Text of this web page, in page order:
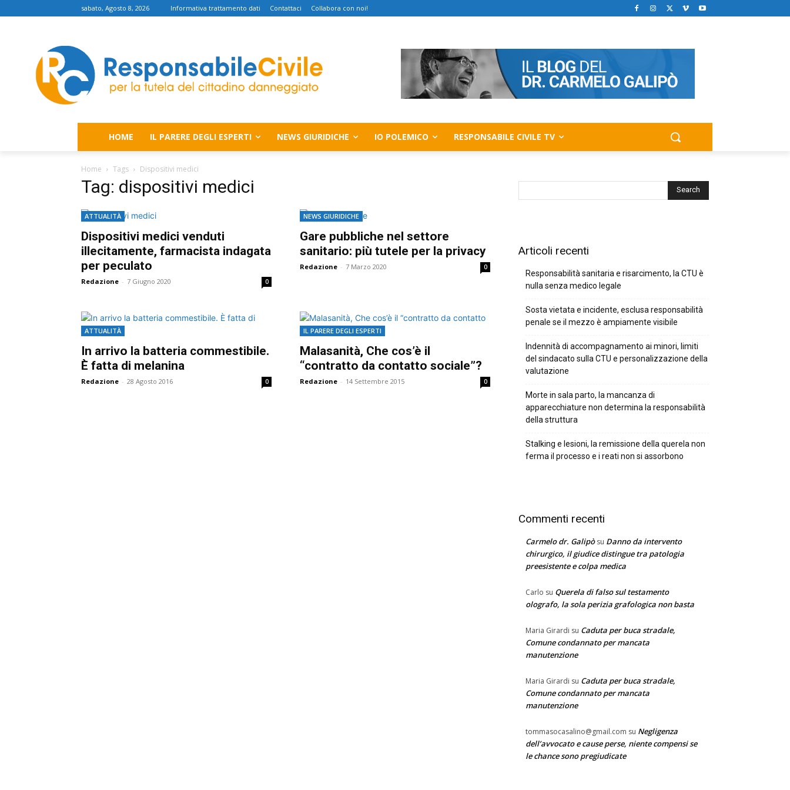
sabato, Agosto 8, 2026 Informativa trattamento dati Contattaci Collabora con noi!
HOME IL PARERE DEGLI ESPERTI NEWS GIURIDICHE IO POLEMICO RESPONSABILE CIVILE TV
Home Tags Dispositivi medici
Tag: dispositivi medici
ATTUALITÀ
Dispositivi medici venduti
illecitamente, farmacista indagata
per peculato
Redazione - 7 Giugno 2020 0
NEWS GIURIDICHE
Gare pubbliche nel settore
sanitario: più tutele per la privacy
Redazione - 7 Marzo 2020 0
ATTUALITÀ
In arrivo la batteria commestibile.
È fatta di melanina
Redazione - 28 Agosto 2016 0
IL PARERE DEGLI ESPERTI
Malasanità, Che cos’è il
“contratto da contatto sociale”?
Redazione - 14 Settembre 2015 0
Articoli recenti
Responsabilità sanitaria e risarcimento, la CTU è
nulla senza medico legale
Sosta vietata e incidente, esclusa responsabilità
penale se il mezzo è ampiamente visibile
Indennità di accompagnamento ai minori, limiti
del sindacato sulla CTU e personalizzazione della
valutazione
Morte in sala parto, la mancanza di
apparecchiature non determina la responsabilità
della struttura
Stalking e lesioni, la remissione della querela non
ferma il processo e i reati non si assorbono
Commenti recenti
Carmelo dr. Galipòsu Danno da intervento
chirurgico, il giudice distingue tra patologia
preesistente e colpa medica
Carlo su Querela di falso sul testamento
olografo, la sola perizia grafologica non basta
Maria Girardi su Caduta per buca stradale,
Comune condannato per mancata
manutenzione
Maria Girardi su Caduta per buca stradale,
Comune condannato per mancata
manutenzione
tommasocasalino@gmail.com su Negligenza
dell’avvocato e cause perse, niente compensi se
le chance sono pregiudicate